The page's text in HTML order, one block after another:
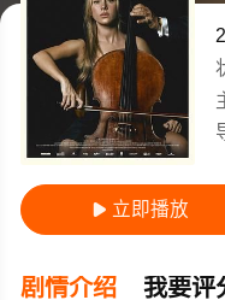
 立即播放
剧情介绍 我要评